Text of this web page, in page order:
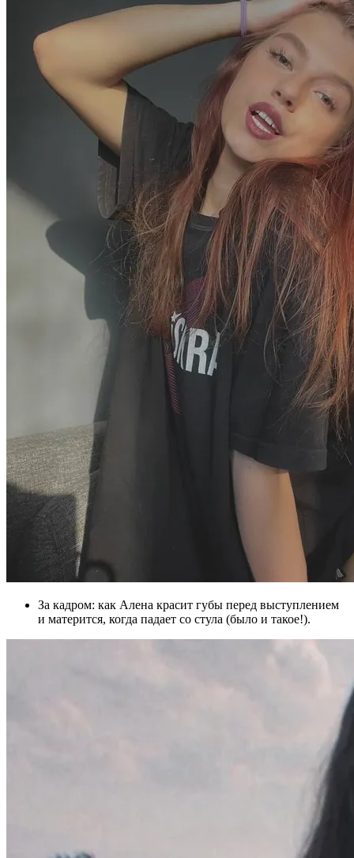
За кадром: как Алена красит губы перед выступлением
и матерится, когда падает со стула (было и такое!).